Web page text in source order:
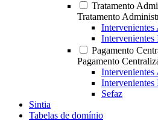
Tratamento
Tratamento
Intervenientes
Intervenientes
Pagamento
Pagamento
Intervenientes
Intervenientes
Sefaz
Sintia
Tabelas de domínio